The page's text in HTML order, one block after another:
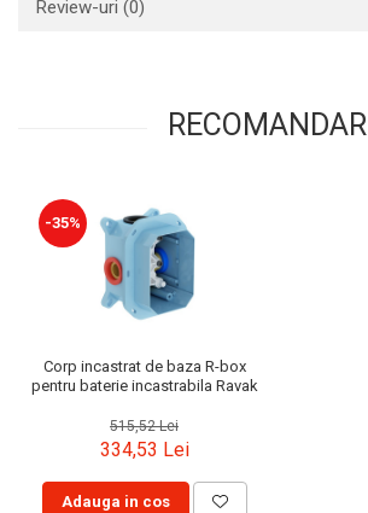
Review-uri (0)
RECOMANDARI
-35%
Corp incastrat de baza R-box
pentru baterie incastrabila Ravak
515,52 Lei
334,53 Lei
Adauga in cos